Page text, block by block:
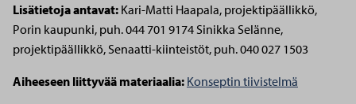
Lisätietoja antavat: Kari-Matti Haapala, projektipäällikkö,
Porin kaupunki, puh. 044 701 9174 Sinikka Selänne,
projektipäällikkö, Senaatti-kiinteistöt, puh. 040 027 1503
Aiheeseen liittyvää materiaalia: Konseptin tiivistelmä